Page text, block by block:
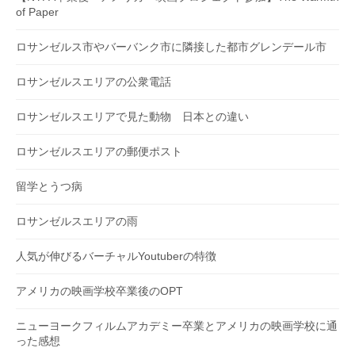
of Paper
ロサンゼルス市やバーバンク市に隣接した都市グレンデール市
ロサンゼルスエリアの公衆電話
ロサンゼルスエリアで見た動物 日本との違い
ロサンゼルスエリアの郵便ポスト
留学とうつ病
ロサンゼルスエリアの雨
人気が伸びるバーチャルYoutuberの特徴
アメリカの映画学校卒業後のOPT
ニューヨークフィルムアカデミー卒業とアメリカの映画学校に通
った感想